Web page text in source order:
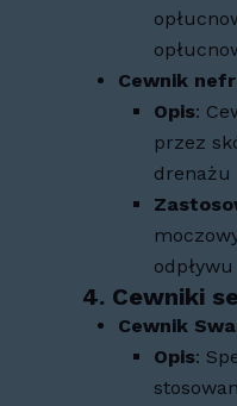
Cewnik
Opis:
przez
drenażu
4. Cewniki
Cewnik
Opis: